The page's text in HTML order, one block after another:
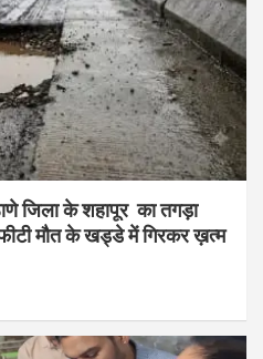
जिला के शहापूर का तगड़ा
मौत के खड्डे में गिरकर ख़त्म